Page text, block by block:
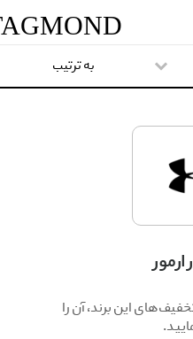
TAGMOND
این برند، آن را
به ترتیب